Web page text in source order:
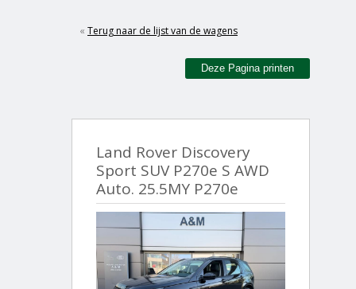
« Terug naar de lijst van de wagens
Deze Pagina printen
Land Rover Discovery
Sport SUV P270e S AWD
Auto. 25.5MY P270e